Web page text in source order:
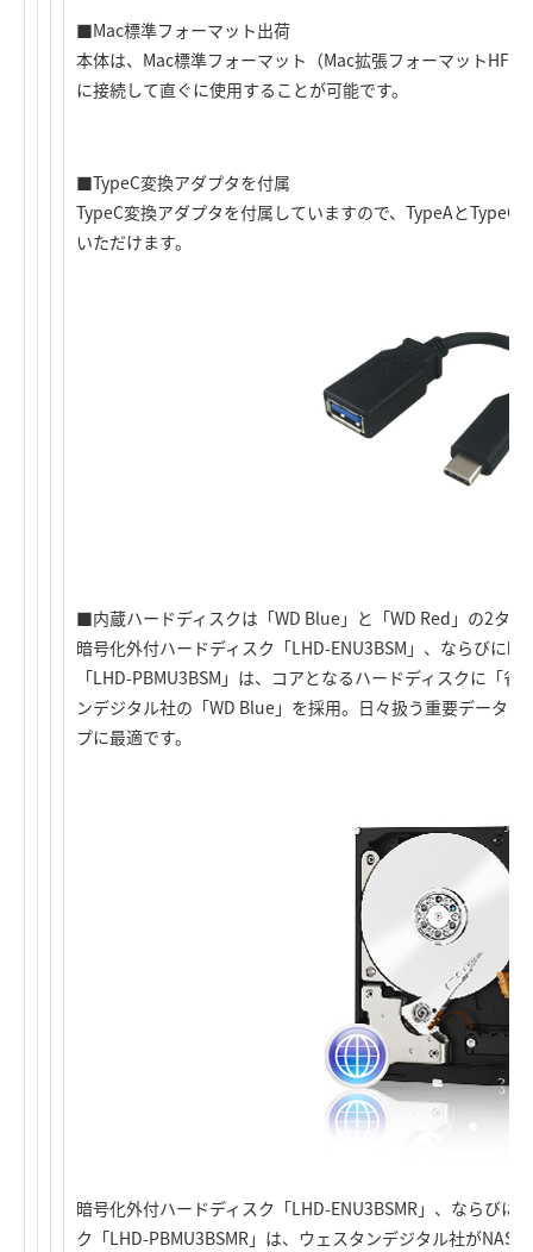
■Mac標準フォーマット出荷
本体は、Mac標準フォーマット（Mac拡張フォーマット
に接続して直ぐに使用することが可能です。
■TypeC変換アダプタを付属
TypeC変換アダプタを付属していますので、TypeAとTypeC
いただけます。
■内蔵ハードディスクは「WD Blue」と「WD Red」の2タイ
暗号化外付ハードディスク「LHD-ENU3BSM」、ならびに
「LHD-PBMU3BSM」は、コアとなるハードディスクに「
ンデジタル社の「WD Blue」を採用。日々扱う重要データ
プに最適です。
暗号化外付ハードディスク「LHD-ENU3BSMR」、ならびに
ク「LHD-PBMU3BSMR」は、ウェスタンデジタル社がNAS